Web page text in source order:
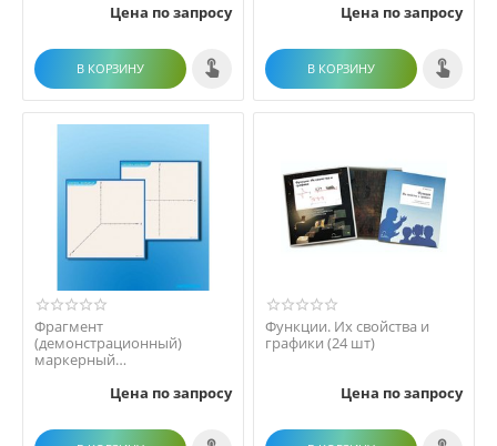
Цена по запросу
В КОРЗИНУ
обеспечением "А...Цена по запросу
В КОРЗИНУ
Фрагмент
(демонстрационный)
маркерный
"Координатная плоскость"
Цена по запросу
Функции. Их свойства и
графики (24 шт)
Цена по запросу